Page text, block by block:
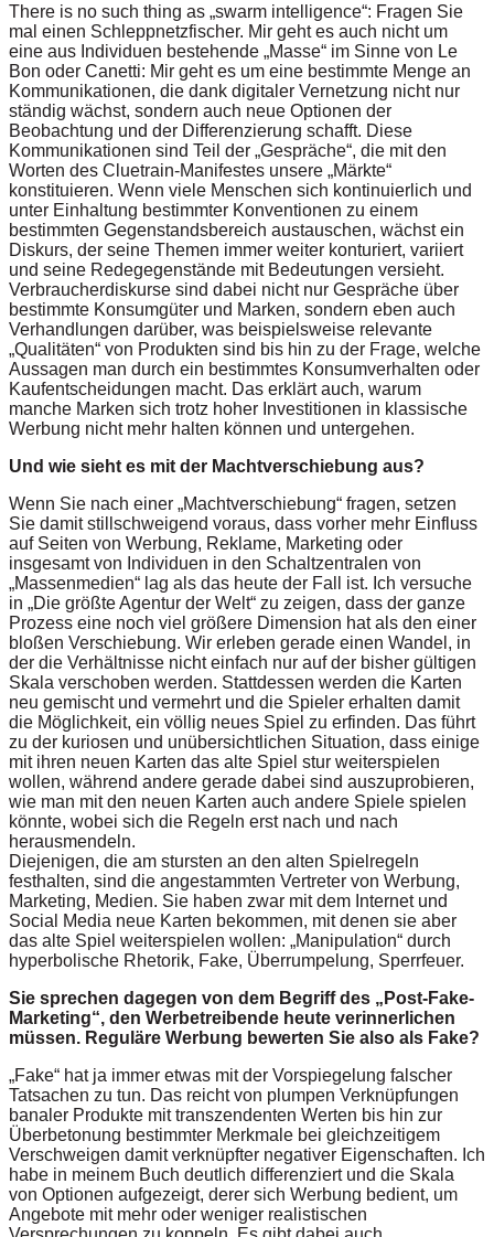
There is no such thing as „swarm intelligence“: Fragen Sie
mal einen Schleppnetzfischer. Mir geht es auch nicht um
eine aus Individuen bestehende „Masse“ im Sinne von Le
Bon oder Canetti: Mir geht es um eine bestimmte Menge an
Kommunikationen, die dank digitaler Vernetzung nicht nur
ständig wächst, sondern auch neue Optionen der
Beobachtung und der Differenzierung schafft. Diese
Kommunikationen sind Teil der „Gespräche“, die mit den
Worten des Cluetrain-Manifestes unsere „Märkte“
konstituieren. Wenn viele Menschen sich kontinuierlich und
unter Einhaltung bestimmter Konventionen zu einem
bestimmten Gegenstandsbereich austauschen, wächst ein
Diskurs, der seine Themen immer weiter konturiert, variiert
und seine Redegegenstände mit Bedeutungen versieht.
Verbraucherdiskurse sind dabei nicht nur Gespräche über
bestimmte Konsumgüter und Marken, sondern eben auch
Verhandlungen darüber, was beispielsweise relevante
„Qualitäten“ von Produkten sind bis hin zu der Frage, welche
Aussagen man durch ein bestimmtes Konsumverhalten oder
Kaufentscheidungen macht. Das erklärt auch, warum
manche Marken sich trotz hoher Investitionen in klassische
Werbung nicht mehr halten können und untergehen.
Und wie sieht es mit der Machtverschiebung aus?
Wenn Sie nach einer „Machtverschiebung“ fragen, setzen
Sie damit stillschweigend voraus, dass vorher mehr Einfluss
auf Seiten von Werbung, Reklame, Marketing oder
insgesamt von Individuen in den Schaltzentralen von
„Massenmedien“ lag als das heute der Fall ist. Ich versuche
in „Die größte Agentur der Welt“ zu zeigen, dass der ganze
Prozess eine noch viel größere Dimension hat als den einer
bloßen Verschiebung. Wir erleben gerade einen Wandel, in
der die Verhältnisse nicht einfach nur auf der bisher gültigen
Skala verschoben werden. Stattdessen werden die Karten
neu gemischt und vermehrt und die Spieler erhalten damit
die Möglichkeit, ein völlig neues Spiel zu erfinden. Das führt
zu der kuriosen und unübersichtlichen Situation, dass einige
mit ihren neuen Karten das alte Spiel stur weiterspielen
wollen, während andere gerade dabei sind auszuprobieren,
wie man mit den neuen Karten auch andere Spiele spielen
könnte, wobei sich die Regeln erst nach und nach
herausmendeln.
Diejenigen, die am stursten an den alten Spielregeln
festhalten, sind die angestammten Vertreter von Werbung,
Marketing, Medien. Sie haben zwar mit dem Internet und
Social Media neue Karten bekommen, mit denen sie aber
das alte Spiel weiterspielen wollen: „Manipulation“ durch
hyperbolische Rhetorik, Fake, Überrumpelung, Sperrfeuer.
Sie sprechen dagegen von dem Begriff des „Post-Fake-
Marketing“, den Werbetreibende heute verinnerlichen
müssen. Reguläre Werbung bewerten Sie also als Fake?
„Fake“ hat ja immer etwas mit der Vorspiegelung falscher
Tatsachen zu tun. Das reicht von plumpen Verknüpfungen
banaler Produkte mit transzendenten Werten bis hin zur
Überbetonung bestimmter Merkmale bei gleichzeitigem
Verschweigen damit verknüpfter negativer Eigenschaften. Ich
habe in meinem Buch deutlich differenziert und die Skala
von Optionen aufgezeigt, derer sich Werbung bedient, um
Angebote mit mehr oder weniger realistischen